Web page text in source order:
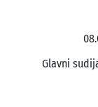
Glavni